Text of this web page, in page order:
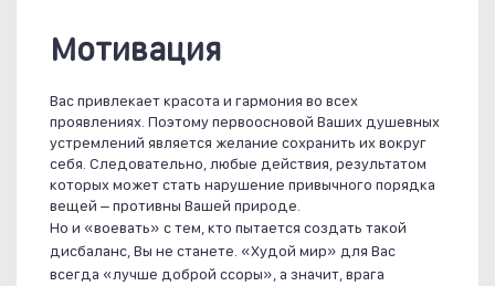
Мотивация
Вас привлекает красота и гармония во всех
проявлениях. Поэтому первоосновой Ваших душевных
устремлений является желание сохранить их вокруг
себя. Следовательно, любые действия, результатом
которых может стать нарушение привычного порядка
вещей – противны Вашей природе.
Но и «воевать» с тем, кто пытается создать такой
дисбаланс, Вы не станете. «Худой мир» для Вас
всегда «лучше доброй ссоры», а значит, врага